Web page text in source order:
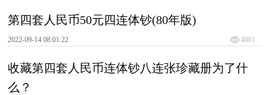
第四套人民币50元四连体钞(80年版)
2022-09-14 08:01:22 4881
收藏第四套人民币连体钞八连张珍藏册为了什
么？